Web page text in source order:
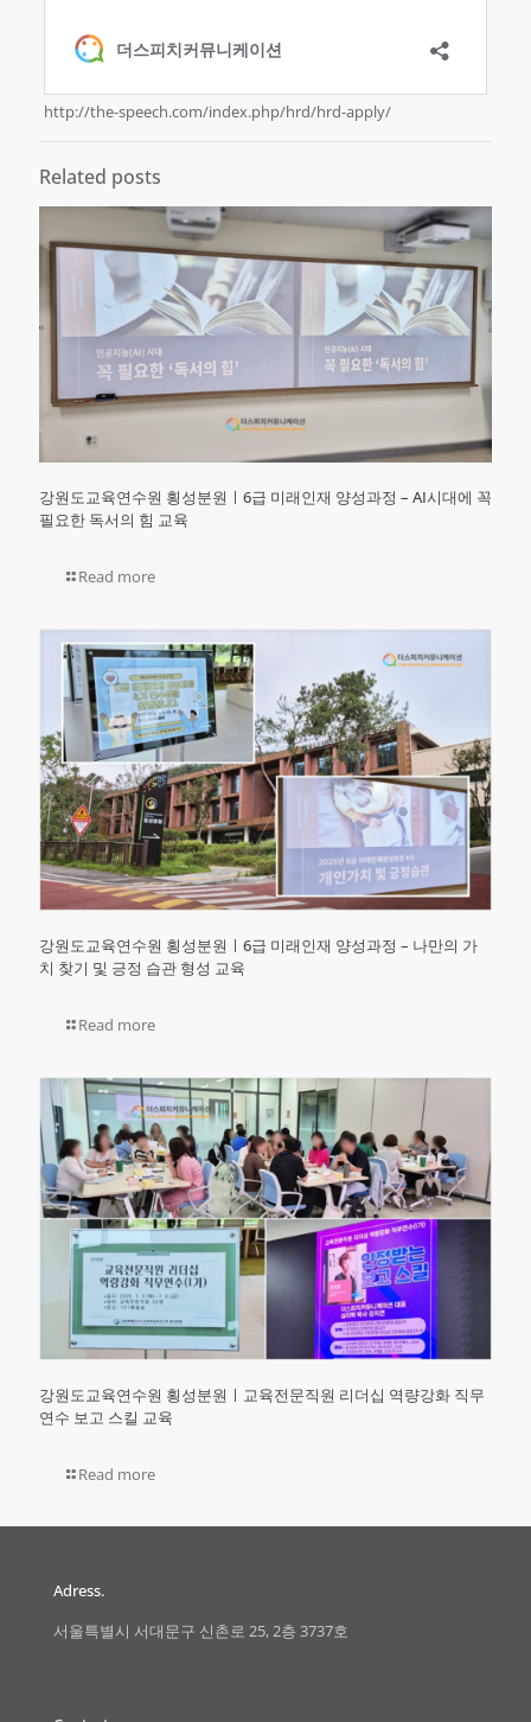
http://the-speech.com/index.php/hrd/hrd-apply/
Related posts
강원도교육연수원 횡성분원ㅣ6급 미래인재 양성과정 – AI시대에 꼭
필요한 독서의 힘 교육
Read more
강원도교육연수원 횡성분원ㅣ6급 미래인재 양성과정 – 나만의 가
치 찾기 및 긍정 습관 형성 교육
Read more
강원도교육연수원 횡성분원ㅣ교육전문직원 리더십 역량강화 직무
연수 보고 스킬 교육
Read more
Adress.
서울특별시 서대문구 신촌로 25, 2층 3737호